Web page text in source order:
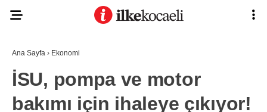
Ana Sayfa › Ekonomi
İSU, pompa ve motor
bakımı için ihaleye çıkıyor!